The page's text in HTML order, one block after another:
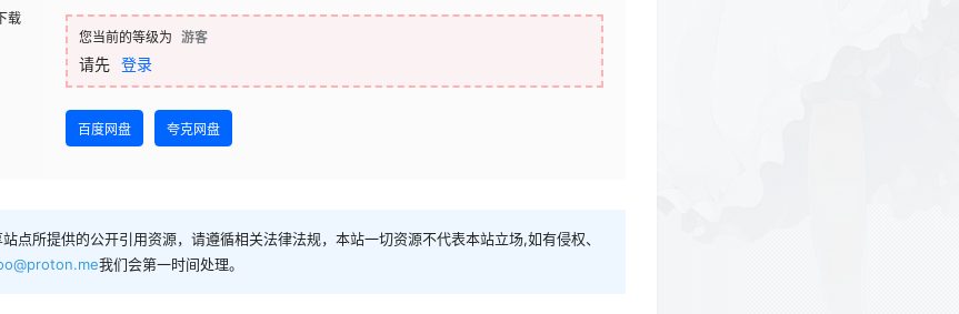
载
您当前的等级为 游客
请先 登录
百度网盘 夸克网盘
点所提供的公开引用资源，请遵循相关法律法规，本站一切资源不代表本站立场,如有侵权、
我们会第一时间处理。